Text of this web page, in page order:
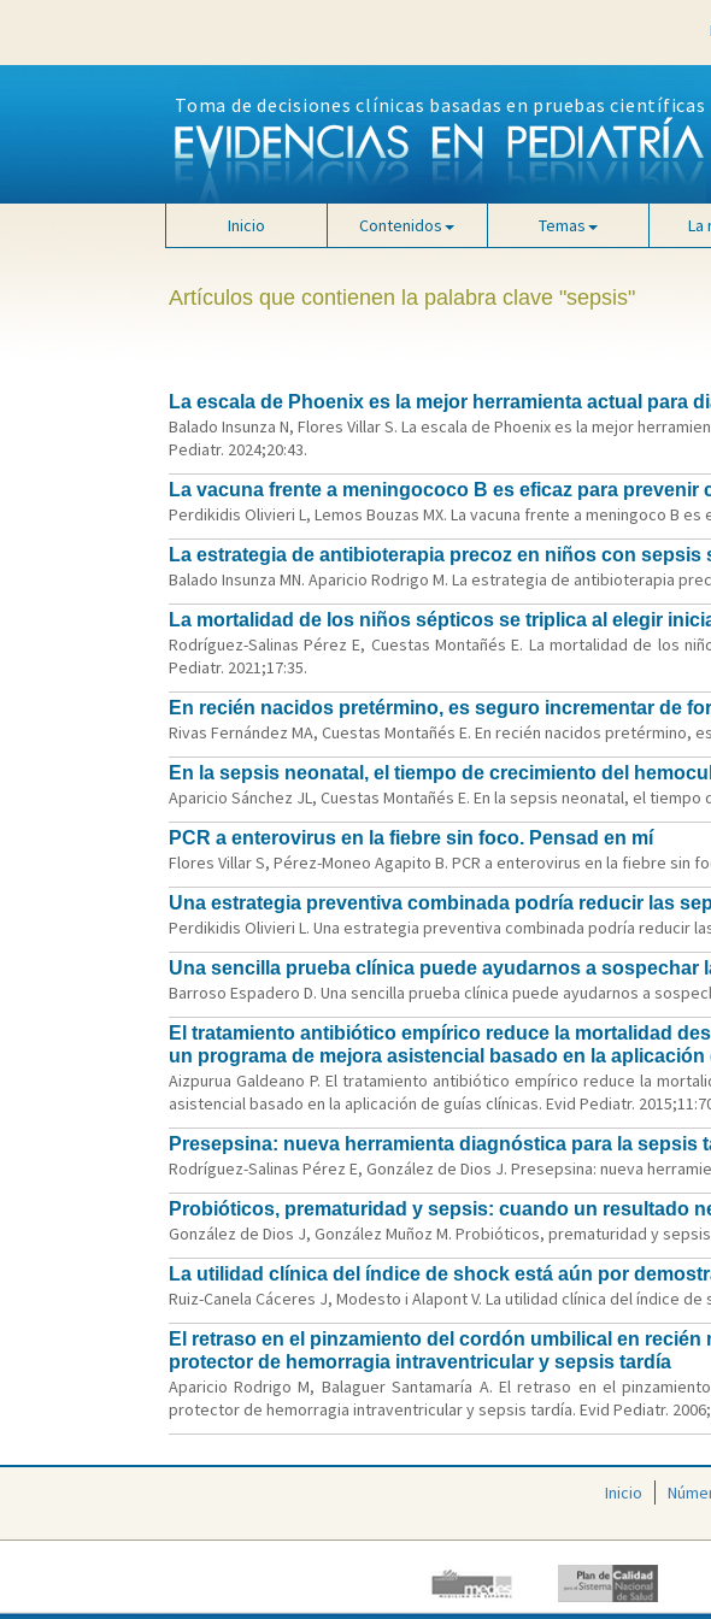
Toma de decisiones clínicas basadas en pruebas científicas
Inicio Contenidos Temas La
Artículos que contienen la palabra clave "sepsis"
La escala de Phoenix es la mejor herramienta actual
Balado Insunza N, Flores Villar S. La escala de Phoenix es la mejor
Pediatr. 2024;20:43.
La vacuna frente a meningococo B es eficaz para
Perdikidis Olivieri L, Lemos Bouzas MX. La vacuna frente a meningoco B
La estrategia de antibioterapia precoz en niños con sepsis
Balado Insunza MN. Aparicio Rodrigo M. La estrategia de antibioterapia
La mortalidad de los niños sépticos se triplica al elegir
Rodríguez-Salinas Pérez E, Cuestas Montañés E. La mortalidad de los
Pediatr. 2021;17:35.
En recién nacidos pretérmino, es seguro incrementar de
Rivas Fernández MA, Cuestas Montañés E. En recién nacidos pretérmino,
En la sepsis neonatal, el tiempo de crecimiento del
Aparicio Sánchez JL, Cuestas Montañés E. En la sepsis neonatal, el
PCR a enterovirus en la fiebre sin foco. Pensad en mí
Flores Villar S, Pérez-Moneo Agapito B. PCR a enterovirus en la fiebre sin
Una estrategia preventiva combinada podría reducir las
Perdikidis Olivieri L. Una estrategia preventiva combinada podría reducir
Una sencilla prueba clínica puede ayudarnos a sospechar
Barroso Espadero D. Una sencilla prueba clínica puede ayudarnos a
El tratamiento antibiótico empírico reduce la mortalidad
un programa de mejora asistencial basado en la
Aizpurua Galdeano P. El tratamiento antibiótico empírico reduce la
asistencial basado en la aplicación de guías clínicas. Evid Pediatr.
Presepsina: nueva herramienta diagnóstica para la sepsis
Rodríguez-Salinas Pérez E, González de Dios J. Presepsina: nueva
Probióticos, prematuridad y sepsis: cuando un resultado
González de Dios J, González Muñoz M. Probióticos, prematuridad y
La utilidad clínica del índice de shock está aún por
Ruiz-Canela Cáceres J, Modesto i Alapont V. La utilidad clínica del índice
El retraso en el pinzamiento del cordón umbilical en
protector de hemorragia intraventricular y sepsis tardía
Aparicio Rodrigo M, Balaguer Santamaría A. El retraso en el
protector de hemorragia intraventricular y sepsis tardía. Evid Pediatr.
Inicio